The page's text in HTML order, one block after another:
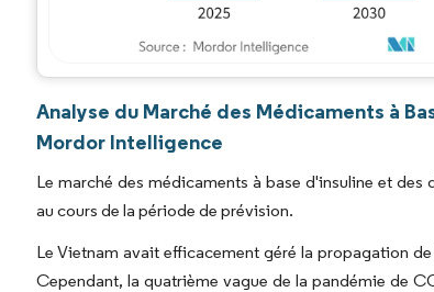
Image © Mordor Intelligence. La réutilisation
Analyse du Marché des Médicaments à
Mordor Intelligence
Le marché des médicaments à base d'insuline et
au cours de la période de prévision.
Le Vietnam avait efficacement géré la propagation
Cependant, la quatrième vague de la pandémie de